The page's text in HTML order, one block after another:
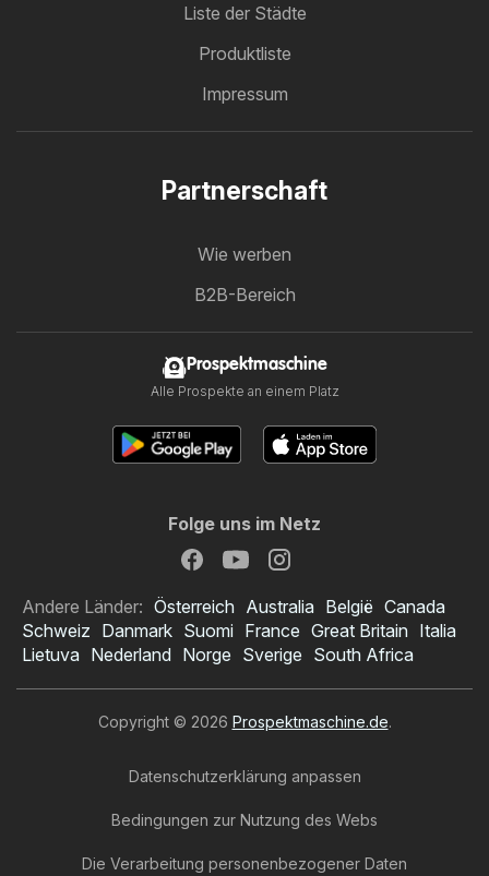
Liste der Städte
Produktliste
Impressum
Partnerschaft
Wie werben
B2B-Bereich
Prospektmaschine
Alle Prospekte an einem Platz
Folge uns im Netz
Andere Länder: Österreich Australia België Canada
Schweiz Danmark Suomi France Great Britain Italia
Lietuva Nederland Norge Sverige South Africa
Copyright © 2026 Prospektmaschine.de.
Datenschutzerklärung anpassen
Bedingungen zur Nutzung des Webs
Die Verarbeitung personenbezogener Daten